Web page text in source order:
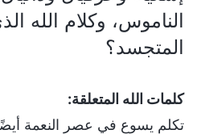
الناموس، وكلام الله
المتجسد؟
كلمات الله المتعلقة:
تكلم يسوع في عصر النعمة